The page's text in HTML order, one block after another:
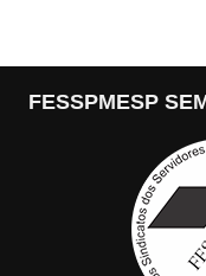
FESSPMESP